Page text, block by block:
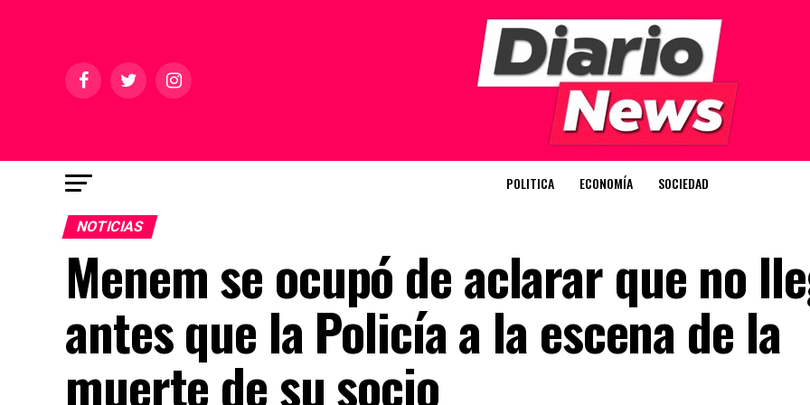
POLITICA ECONOMÍA SOCIEDAD
NOTICIAS
Menem se ocupó de aclarar que no
antes que la Policía a la escena de la
muerte de su socio